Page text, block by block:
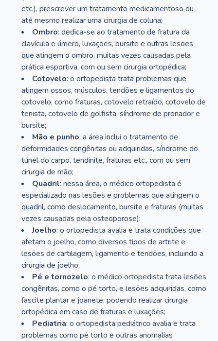
etc.), prescrever um tratamento medicamentoso ou
até mesmo realizar uma cirurgia de coluna;
Ombro: dedica-se ao tratamento de fratura da
clavícula e úmero, luxações, bursite e outras lesões
que atingem o ombro, muitas vezes causadas pela
prática esportiva, com ou sem cirurgia ortopédica;
Cotovelo: o ortopedista trata problemas que
atingem ossos, músculos, tendões e ligamentos do
cotovelo, como fraturas, cotovelo retraído, cotovelo de
tenista, cotovelo de golfista, síndrome de pronador e
bursite;
Mão e punho: a área inclui o tratamento de
deformidades congênitas ou adquiridas, síndrome do
túnel do carpo, tendinite, fraturas etc., com ou sem
cirurgia de mão;
Quadril: nessa área, o médico ortopedista é
especializado nas lesões e problemas que atingem o
quadril, como deslocamento, bursite e fraturas (muitas
vezes causadas pela osteoporose);
Joelho: o ortopedista avalia e trata condições que
afetam o joelho, como diversos tipos de artrite e
lesões de cartilagem, ligamento e tendões, incluindo a
cirurgia de joelho;
Pé e tornozelo: o médico ortopedista trata lesões
congênitas, como o pé torto, e lesões adquiridas, como
fascite plantar e joanete, podendo realizar cirurgia
ortopédica em caso de fraturas e luxações;
Pediatria: o ortopedista pediátrico avalia e trata
problemas como pé torto e outras anomalias